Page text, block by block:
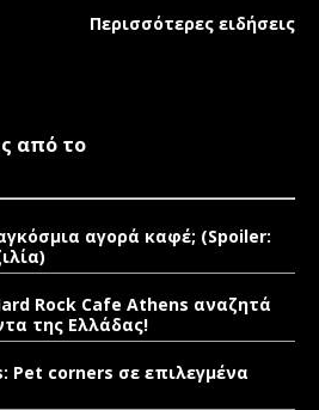
Περισσότερες ειδήσεις
από το
αγορά καφέ; (Spoiler:
Rock Cafe Athens αναζητά
της Ελλάδας!
Pet corners σε επιλεγμένα